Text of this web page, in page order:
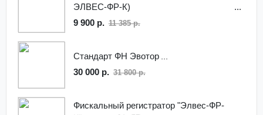
ЭЛВЕС-ФР-К)
9 900 р. 11 385 р.
Стандарт ФН Эвотор
30 000 р. 31 800 р.
Фискальный регистратор "Элвес-ФР-